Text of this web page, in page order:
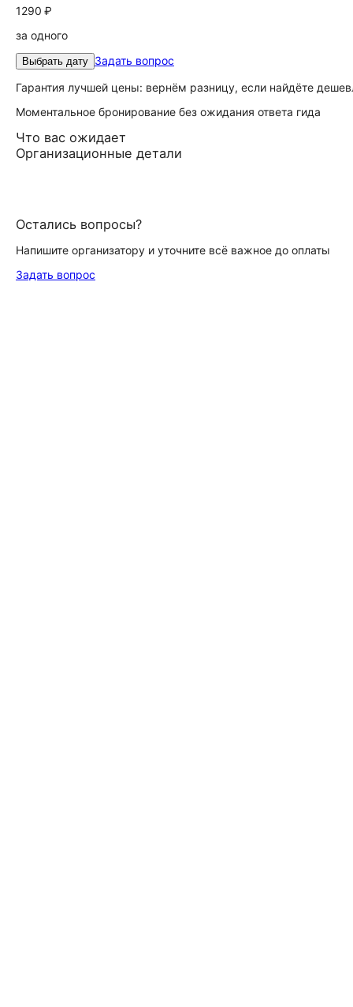
1290 ₽
за одного
Выбрать дату Задать вопрос
Гарантия лучшей цены: вернём разницу, если найдёте
Моментальное бронирование без ожидания ответа гида
Что вас ожидает
Организационные детали
Остались вопросы?
Напишите организатору и уточните всё важное до оплаты
Задать вопрос